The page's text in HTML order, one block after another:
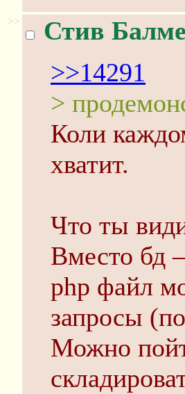
>> Стив
>>14291
>
Коли
хватит.
Что ты
Вместо бд
php файл
запросы
Можно